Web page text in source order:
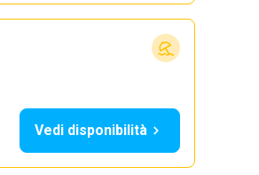
Vedi disponibilità